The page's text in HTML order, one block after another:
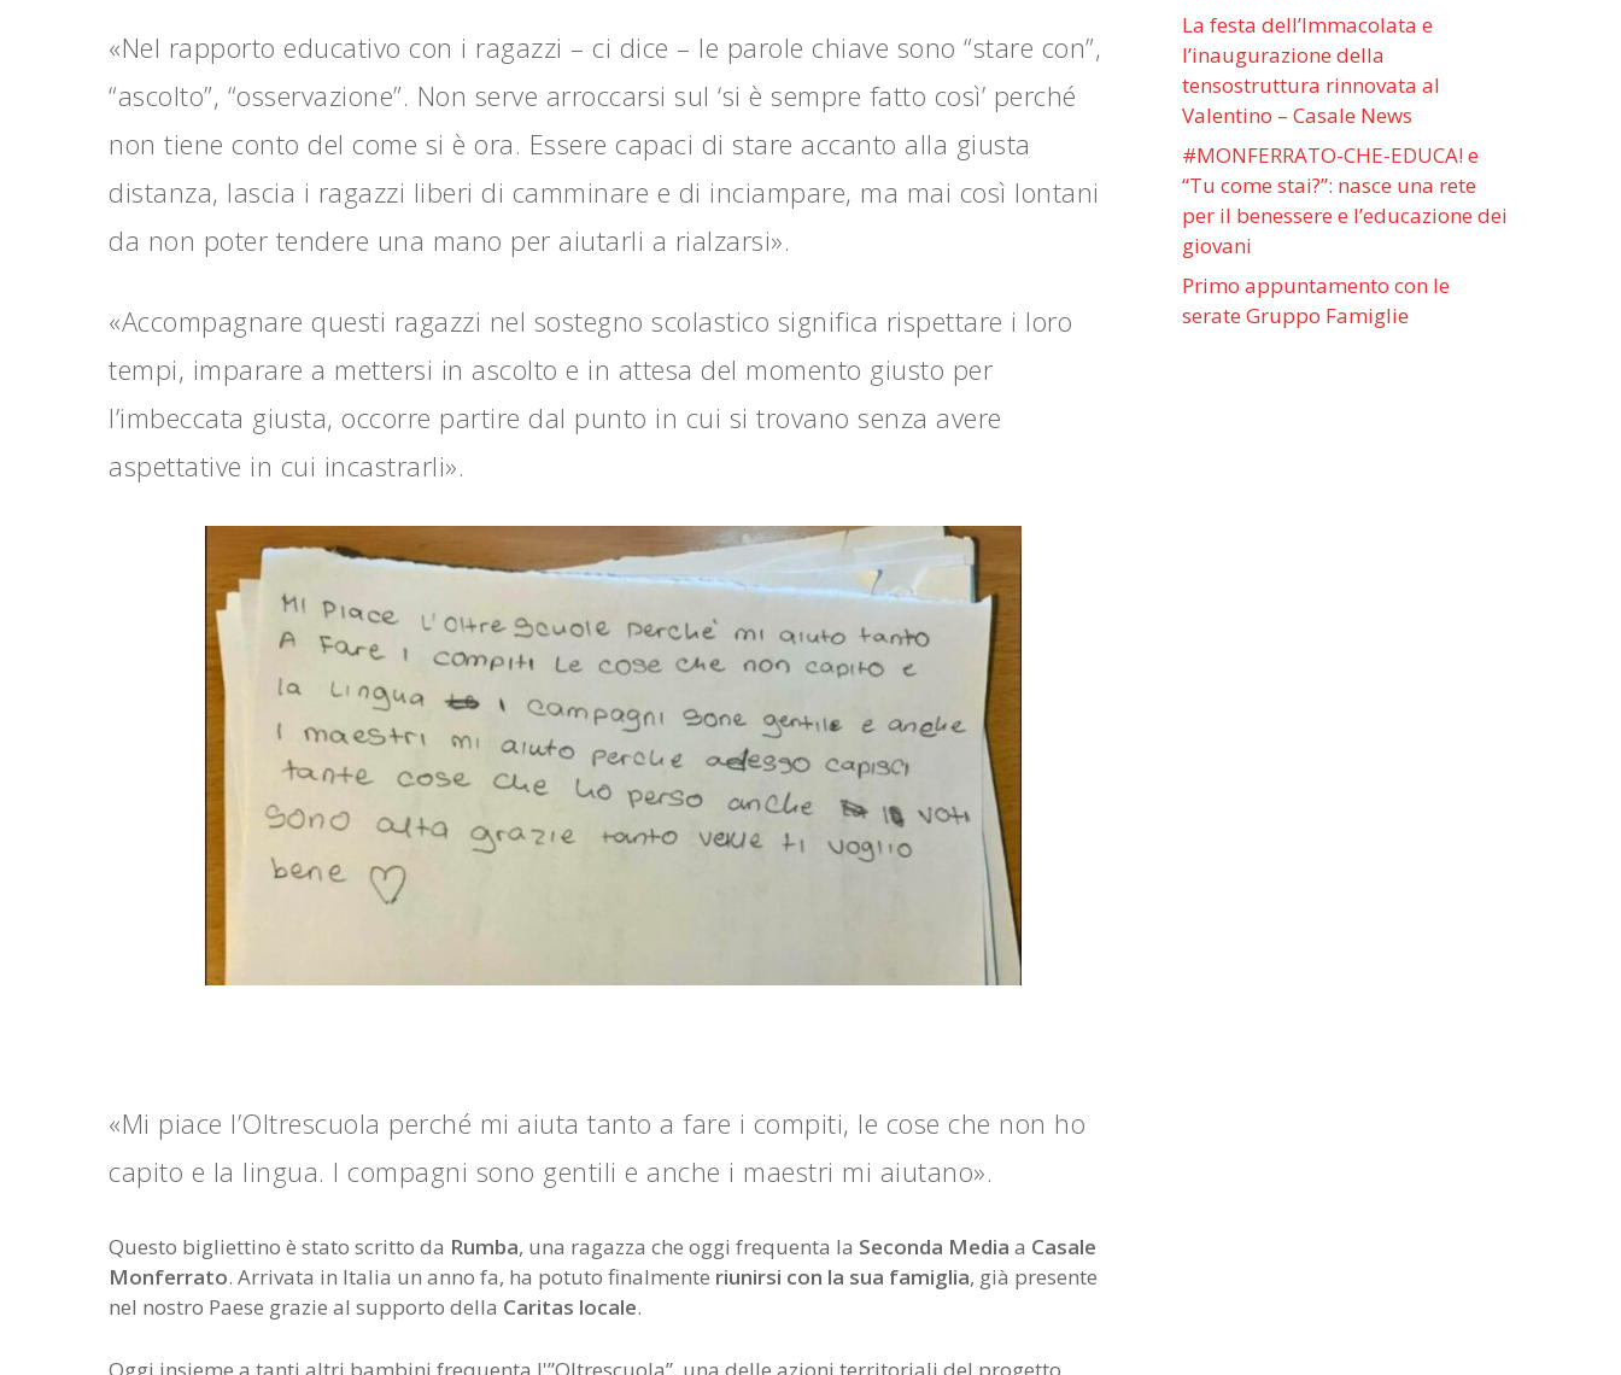
«Nel rapporto educativo con i ragazzi – ci dice – le parole chiave sono “stare con”,
“ascolto”, “osservazione”. Non serve arroccarsi sul ‘si è sempre fatto così’ perché
non tiene conto del come si è ora. Essere capaci di stare accanto alla giusta
distanza, lascia i ragazzi liberi di camminare e di inciampare, ma mai così lontani
da non poter tendere una mano per aiutarli a rialzarsi».
«Accompagnare questi ragazzi nel sostegno scolastico significa rispettare i loro
tempi, imparare a mettersi in ascolto e in attesa del momento giusto per
l’imbeccata giusta, occorre partire dal punto in cui si trovano senza avere
aspettative in cui incastrarli».
«Mi piace l’Oltrescuola perché mi aiuta tanto a fare i compiti, le cose che non ho
capito e la lingua. I compagni sono gentili e anche i maestri mi aiutano».
Questo bigliettino è stato scritto da Rumba, una ragazza che oggi frequenta la Seconda Media a Casale
Monferrato. Arrivata in Italia un anno fa, ha potuto finalmente riunirsi con la sua famiglia, già presente
nel nostro Paese grazie al supporto della Caritas locale.
Oggi insieme a tanti altri bambini frequenta l'”Oltrescuola”, una delle azioni territoriali del progetto
La festa dell’Immacolata e
l’inaugurazione della
tensostruttura rinnovata al
Valentino – Casale News
#MONFERRATO-CHE-EDUCA! e
“Tu come stai?”: nasce una rete
per il benessere e l’educazione dei
giovani
Primo appuntamento con le
serate Gruppo Famiglie